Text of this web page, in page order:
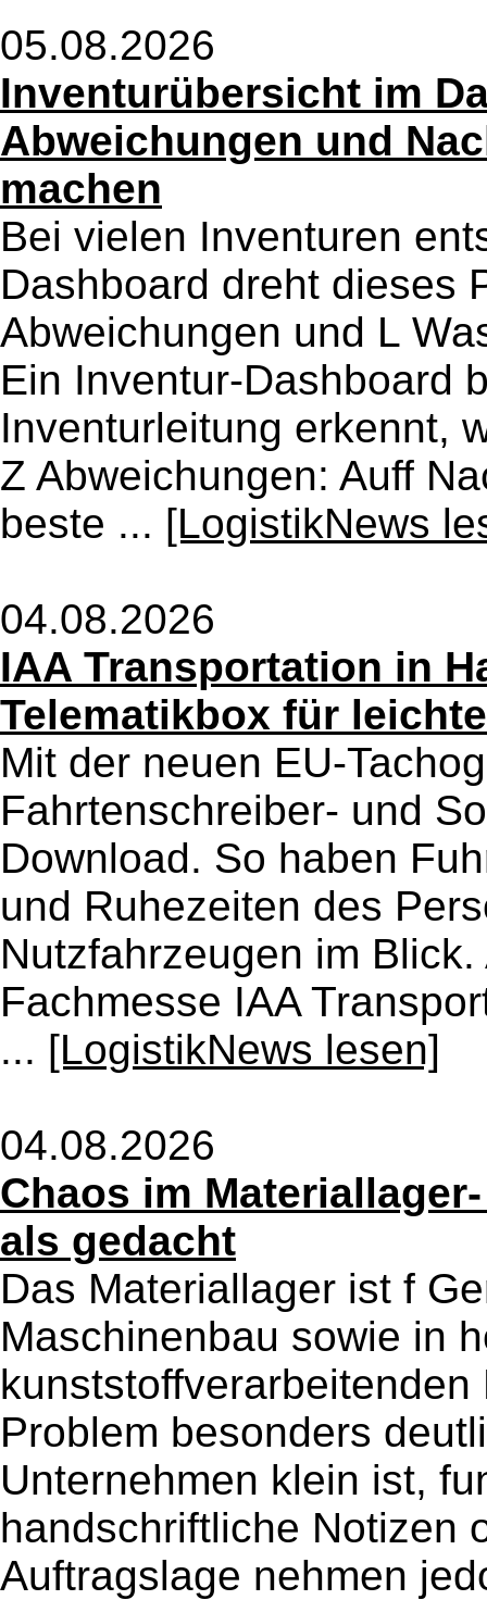
05.08.2026
Inventurübersicht im
Abweichungen und
machen
Bei vielen Inventuren
Dashboard dreht dieses
Abweichungen und L
Ein Inventur-Dashboard
Inventurleitung erkennt,
Z Abweichungen: Auff
beste ... [LogistikNews
04.08.2026
IAA Transportation in
Telematikbox für
Mit der neuen EU-
Fahrtenschreiber- und
Download. So haben
und Ruhezeiten des
Nutzfahrzeugen im
Fachmesse IAA
... [LogistikNews lesen]
04.08.2026
Chaos im
als gedacht
Das Materiallager ist f
Maschinenbau sowie in
Problem besonders
Unternehmen klein ist,
handschriftliche Notizen
Auftragslage nehmen